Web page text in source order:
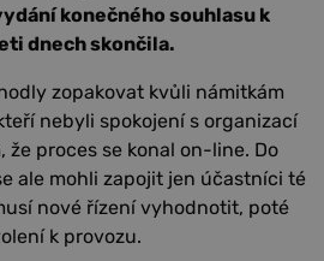
konečného souhlasu k
dnech skončila.
zopakovat kvůli námitkám
nebyli spokojení s organizací
že proces se konal on-line. Do
ale mohli zapojit jen účastníci té
nové řízení vyhodnotit, poté
k provozu.